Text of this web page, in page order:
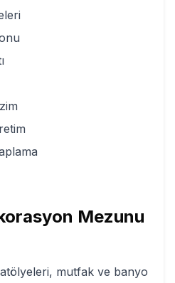
Mezunu
mutfak ve banyo